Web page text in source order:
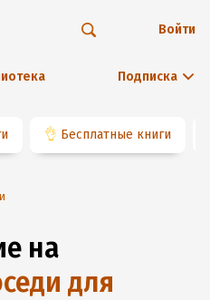
Подписка
Войти
👌 Бесплатные книги
на
для